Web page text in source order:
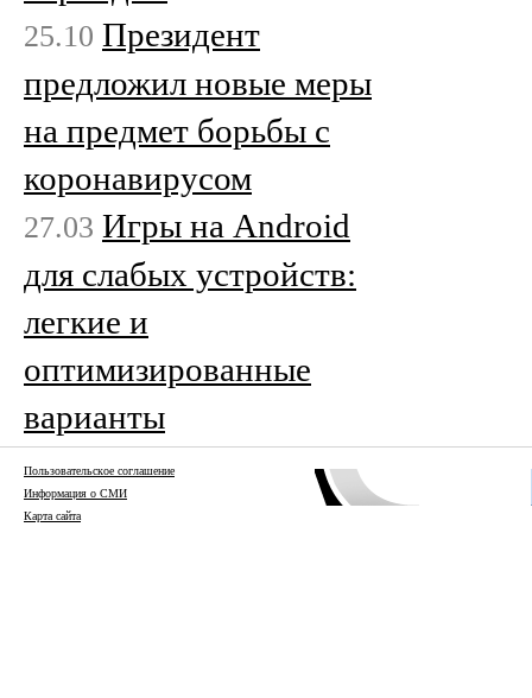
25.10 Президент
предложил новые меры
на предмет борьбы с
коронавирусом
27.03 Игры на Android
для слабых устройств:
легкие и
оптимизированные
варианты
Пользовательское соглашение
Информация о СМИ
Карта сайта